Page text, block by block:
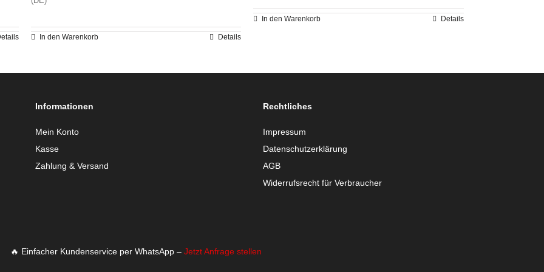
werden
€173,80€139,32.
In den Warenkorb Details
In den Warenkorb Details
Informationen
Mein Konto
Kasse
Zahlung & Versand
Rechtliches
Impressum
Datenschutzerklärung
AGB
Widerrufsrecht für Verbraucher
🔥 Einfacher Kundenservice per WhatsApp – Jetzt Anfrage stellen